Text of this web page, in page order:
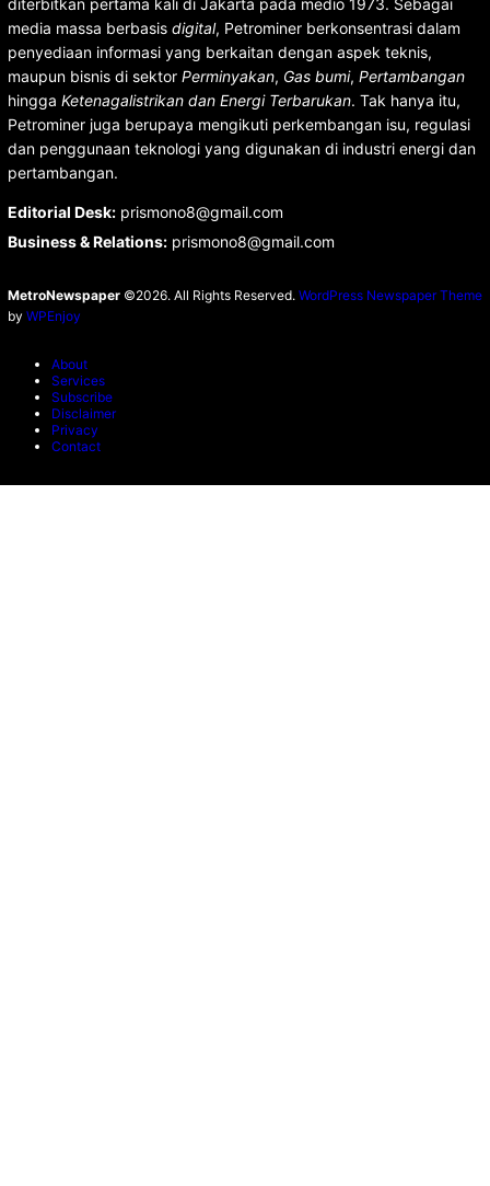
diterbitkan pertama kali di Jakarta pada medio 1973. Sebagai
media massa berbasis digital, Petrominer berkonsentrasi dalam
penyediaan informasi yang berkaitan dengan aspek teknis,
maupun bisnis di sektor Perminyakan, Gas bumi, Pertambangan
hingga Ketenagalistrikan dan Energi Terbarukan. Tak hanya itu,
Petrominer juga berupaya mengikuti perkembangan isu, regulasi
dan penggunaan teknologi yang digunakan di industri energi dan
pertambangan.
Editorial Desk:prismono8@gmail.com
Business & Relations:prismono8@gmail.com
MetroNewspaper©2026. All Rights Reserved. WordPress Newspaper Theme
by WPEnjoy
About
Services
Subscribe
Disclaimer
Privacy
Contact